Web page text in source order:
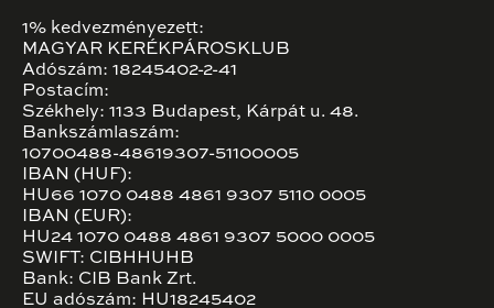
1% kedvezményezett:
MAGYAR KERÉKPÁROSKLUB
Adószám: 18245402-2-41
Postacím:
Székhely: 1133 Budapest, Kárpát u. 48.
Bankszámlaszám:
10700488-48619307-51100005
IBAN (HUF):
HU66 1070 0488 4861 9307 5110 0005
IBAN (EUR):
HU24 1070 0488 4861 9307 5000 0005
SWIFT: CIBHHUHB
Bank: CIB Bank Zrt.
EU adószám: HU18245402